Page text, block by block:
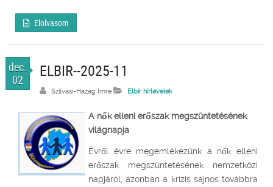
Elolvasom
dec.
02
ELBIR--2025-11
Szilvási-Hazag Imre Elbír hírlevelek
A nők elleni erőszak megszüntetésének
világnapja
Évről évre megemlékezünk a nők elleni
erőszak megszüntetésének nemzetközi
napjáról, azonban a krízis sajnos továbbra